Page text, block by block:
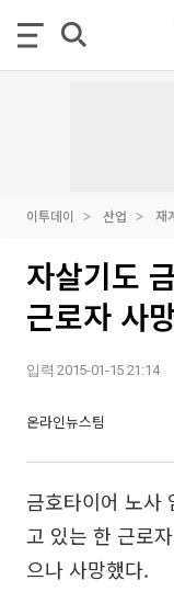
이투데이 산업 재
자살기도
근로자 사
입력 2015-01-15 21:14
온라인뉴스팀
금호타이어 노사
고 있는 한 근로
으나 사망했다.